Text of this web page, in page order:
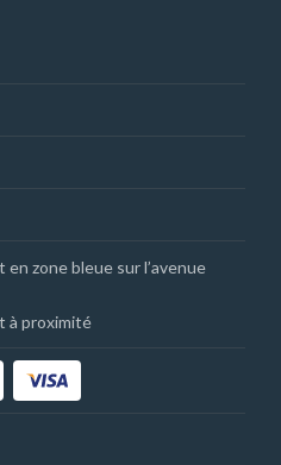
zone bleue sur l’avenue
à proximité